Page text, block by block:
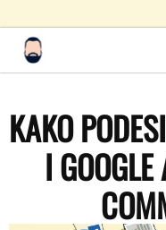
KAKO
I